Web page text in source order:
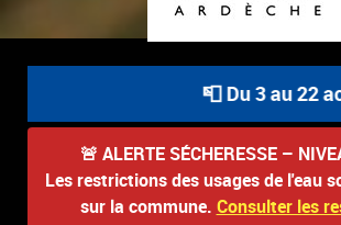
📮 Du 3 au 22
🚨 ALERTE SÉCHERESSE –
Les restrictions des usages de l'eau
sur la commune. Consulter les